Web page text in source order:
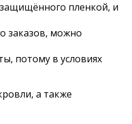
пленкой, и
заказов, можно
потому в условиях
а также